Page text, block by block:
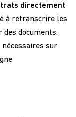
directement
à retranscrire les
des documents.
nécessaires sur